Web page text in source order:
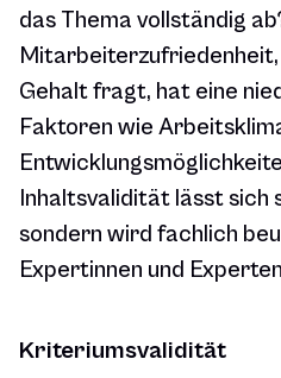
das Thema vollständig
Mitarbeiterzufriedenheit,
Gehalt fragt, hat eine
Faktoren wie
Inhaltsvalidität lässt sich
sondern wird fachlich
Expertinnen und
Kriteriumsvalidität